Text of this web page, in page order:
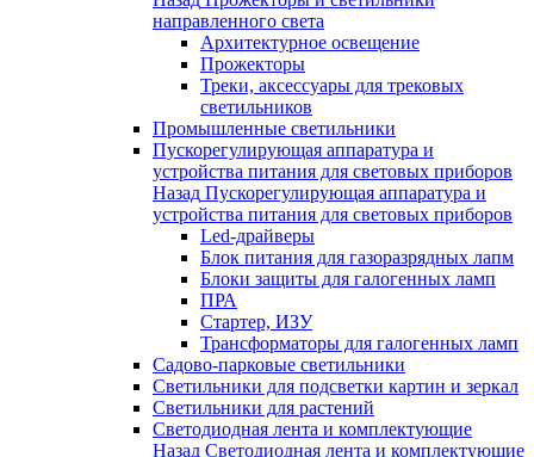
направленного света
Архитектурное освещение
Прожекторы
Треки, аксессуары для трековых
светильников
Промышленные светильники
Пускорегулирующая аппаратура и
устройства питания для световых приборов
Назад Пускорегулирующая аппаратура и
устройства питания для световых приборов
Led-драйверы
Блок питания для газоразрядных лапм
Блоки защиты для галогенных ламп
ПРА
Стартер, ИЗУ
Трансформаторы для галогенных ламп
Садово-парковые светильники
Светильники для подсветки картин и зеркал
Светильники для растений
Светодиодная лента и комплектующие
Назад Светодиодная лента и комплектующие